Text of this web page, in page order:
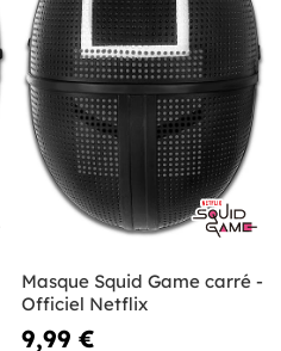
Masque Squid Game carré -
Officiel Netflix
9,99 €